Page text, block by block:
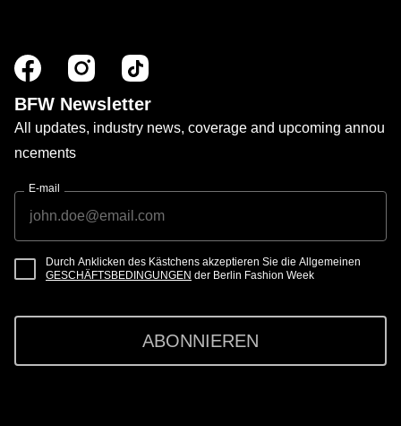
BFW Newsletter
All updates, industry news, coverage and upcoming annou
ncements
E-mail
Durch Anklicken des Kästchens akzeptieren Sie die Allgemeinen
GESCHÄFTSBEDINGUNGEN der Berlin Fashion Week
ABONNIEREN